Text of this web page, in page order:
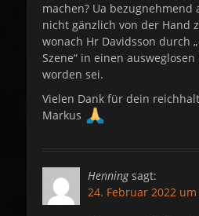
machen? Ua
nicht gänzlich von der Hand
wonach Hr Davidsson durch
Szene“ in einen
worden sei.
Vielen Dank für dein
Markus
Henning sagt:
24. Februar 2022 um